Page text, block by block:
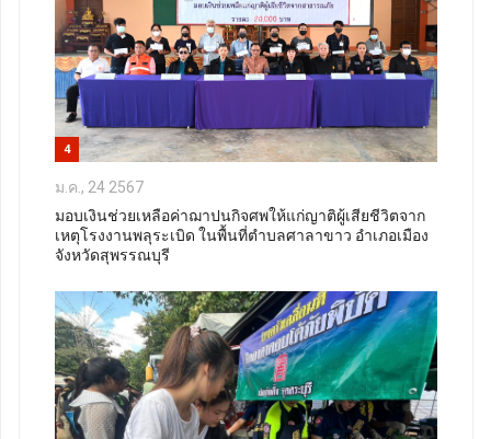
4
ม.ค., 24 2567
มอบเงินช่วยเหลือค่าฌาปนกิจศพให้แก่ญาติผู้เสียชีวิตจาก
เหตุโรงงานพลุระเบิด ในพื้นที่ตำบลศาลาขาว อำเภอเมือง
จังหวัดสุพรรณบุรี